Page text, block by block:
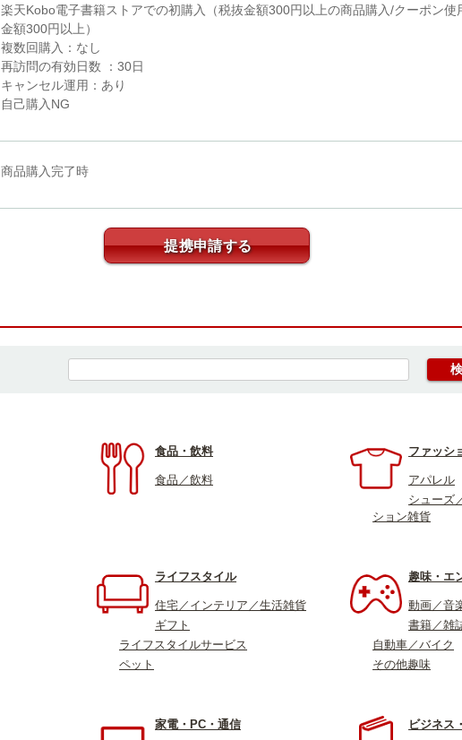
楽天Kobo電子書籍ストアでの初購入（税抜金額300円以上の商品購入/クーポン使
金額300円以上）
複数回購入：なし
再訪問の有効日数 ：30日
キャンセル運用：あり
自己購入NG
商品購入完了時
提携申請する
食品・飲料
食品／飲料
ファッシ
アパレル
シューズ
ション雑貨
ライフスタイル
住宅／インテリア／生活雑貨
ギフト
ライフスタイルサービス
ペット
趣味・エ
動画／音
書籍／雑
自動車／バイク
その他趣味
家電・PC・通信 ビジネス